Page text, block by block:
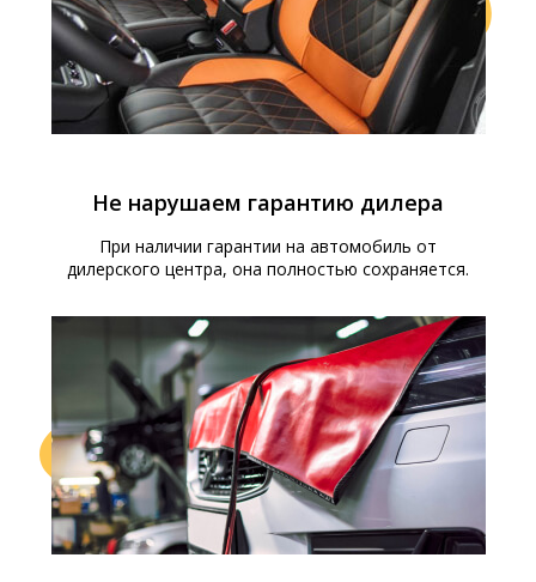
Не нарушаем гарантию дилера
При наличии гарантии на автомобиль от
дилерского центра, она полностью сохраняется.